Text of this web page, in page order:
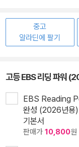
중고
알라딘에 팔기
고등 EBS 리딩 파워
EBS Reading
완성 (2026년용)
기본서
판매가 10,800원